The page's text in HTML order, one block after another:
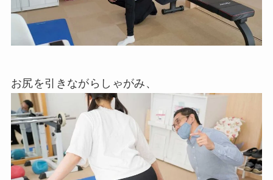
お尻を引きながらしゃがみ、